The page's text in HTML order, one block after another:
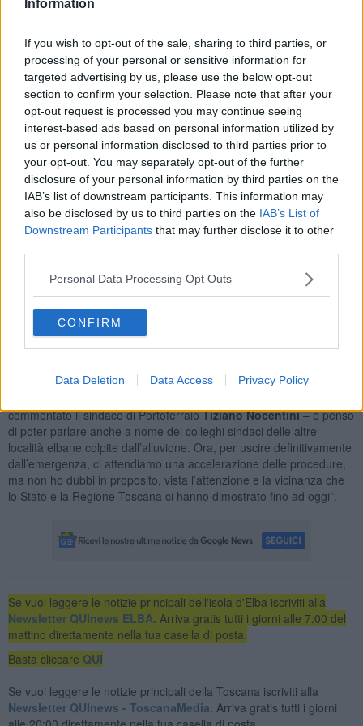
Information
If you wish to opt-out of the sale, sharing to third parties, or
processing of your personal or sensitive information for
targeted advertising by us, please use the below opt-out
section to confirm your selection. Please note that after your
opt-out request is processed you may continue seeing
interest-based ads based on personal information utilized by
us or personal information disclosed to third parties prior to
your opt-out. You may separately opt-out of the further
disclosure of your personal information by third parties on the
IAB’s list of downstream participants. This information may
also be disclosed by us to third parties on the IAB’s List of
Downstream Participants that may further disclose it to other
Personal Data Processing Opt Outs
CONFIRM
Data Deletion Data Access Privacy Policy
Castelnuovo in Garfagnana della provincia di Lucca e di Montale, di
Pistoia.
In particolare, ilPresidente della Regione Toscana è nominato
Commissario delegato all’attuazione degli interventi,che
prevedono contributi di autonoma sistemazione per i nuclei familiari
e le aziende, le prime misure economiche e la ricognizione di
ulteriori fabbisogni, la gestione dei materiali rimossi nelle situazione
di emergenza, le procedure di approvazione dei progetti di
ripristino.
Inoltre, per quanto previsto nell’articolo 11 dell’Ordinanza, i soggetti
titolari di mutui relativi agli edifici sgomberati o inagibili, ovvero alla
gestione di attività di natura commerciale ed economica, hanno
diritto di chiedere agli istituti di credito e bancari, fino alla data di
cessazione dello stato di emergenza, una sospensione delle rate
dei medesimi mutui, optando tra la sospensione dell'intera rata e
quella della sola quota capitale.
consultabilea questo link.
commentato il sindaco di PortoferraioTiziano Nocentini– e penso
di poter parlare anche a nome dei colleghi sindaci delle altre
località elbane colpite dall’alluvione. Ora, per uscire definitivamente
dall’emergenza, ci attendiamo una accelerazione delle procedure,
ma non ho dubbi in proposito, vista l’attenzione e la vicinanza che
lo Stato e la Regione Toscana ci hanno dimostrato fino ad oggi”.
Se vuoi leggere le notizie principali dell'isola d'Elba iscriviti alla
Newsletter QUInews ELBA. Arriva gratis tutti i giorni alle 7:00 del
mattino direttamente nella tua casella di posta.
Basta cliccare QUI
Se vuoi leggere le notizie principali della Toscana iscriviti alla
Newsletter QUInews - ToscanaMedia. Arriva gratis tutti i giorni